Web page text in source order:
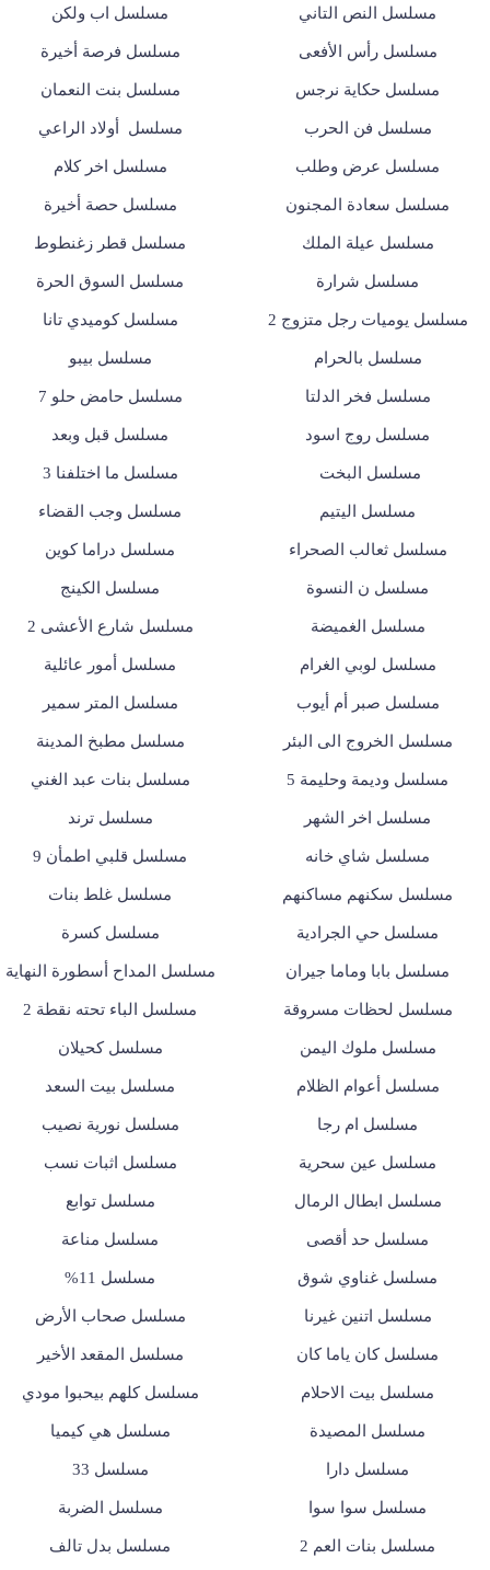
مسلسل النص التاني مسلسل اب ولكن
مسلسل رأس الأفعى مسلسل فرصة أخيرة
مسلسل حكاية نرجس مسلسل بنت النعمان
مسلسل فن الحرب مسلسل أولاد الراعي
مسلسل عرض وطلب مسلسل اخر كلام
مسلسل سعادة المجنون مسلسل حصة أخيرة
مسلسل عيلة الملك مسلسل قطر زغنطوط
مسلسل شرارة مسلسل السوق الحرة
مسلسل يوميات رجل متزوج 2 مسلسل كوميدي تانا
مسلسل بالحرام مسلسل بيبو
مسلسل فخر الدلتا مسلسل حامض حلو 7
مسلسل روج اسود مسلسل قبل وبعد
مسلسل البخت مسلسل ما اختلفنا 3
مسلسل اليتيم مسلسل وجب القضاء
مسلسل ثعالب الصحراء مسلسل دراما كوين
مسلسل ن النسوة مسلسل الكينج
مسلسل الغميضة مسلسل شارع الأعشى 2
مسلسل لوبي الغرام مسلسل أمور عائلية
مسلسل صبر أم أيوب مسلسل المتر سمير
مسلسل الخروج الى البئر مسلسل مطبخ المدينة
مسلسل وديمة وحليمة 5 مسلسل بنات عبد الغني
مسلسل اخر الشهر مسلسل ترند
مسلسل شاي خانه مسلسل قلبي اطمأن 9
مسلسل سكنهم مساكنهم مسلسل غلط بنات
مسلسل حي الجرادية مسلسل كسرة
مسلسل بابا وماما جيران مسلسل المداح أسطورة النهاية
مسلسل لحظات مسروقة مسلسل الباء تحته نقطة 2
مسلسل ملوك اليمن مسلسل كحيلان
مسلسل أعوام الظلام مسلسل بيت السعد
مسلسل ام رجا مسلسل نورية نصيب
مسلسل عين سحرية مسلسل اثبات نسب
مسلسل ابطال الرمال مسلسل توابع
مسلسل حد أقصى مسلسل مناعة
مسلسل غناوي شوق مسلسل 11%
مسلسل اتنين غيرنا مسلسل صحاب الأرض
مسلسل كان ياما كان مسلسل المقعد الأخير
مسلسل بيت الاحلام مسلسل كلهم بيحبوا مودي
مسلسل المصيدة مسلسل هي كيميا
مسلسل دارا مسلسل 33
مسلسل سوا سوا مسلسل الضربة
مسلسل بنات العم 2 مسلسل بدل تالف